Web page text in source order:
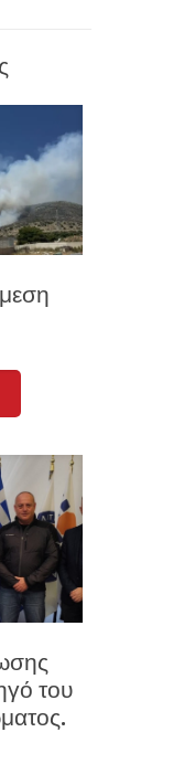
του